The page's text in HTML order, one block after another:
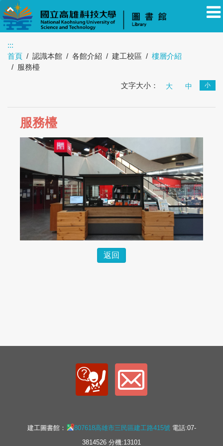
教職員
:::
首頁
認識本館 各館介紹 建工校區
樓層介紹
服務檯
文字大小： 大 中 小
服務檯
返回
建工圖書館： 807618高雄市三民區建工路415號電話:07-
3814526 分機:13101